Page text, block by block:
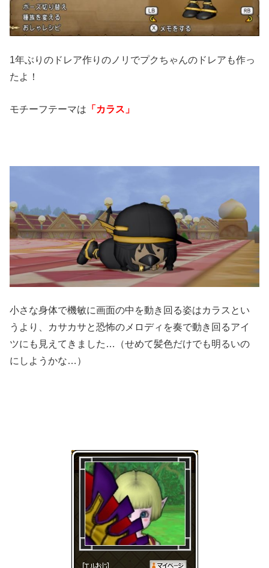
1年ぶりのドレア作りのノリでプクちゃんのドレアも作っ
たよ！
モチーフテーマは 「カラス」
小さな身体で機敏に画面の中を動き回る姿はカラスとい
うより、カサカサと恐怖のメロディを奏で動き回るアイ
ツにも見えてきました…（せめて髪色だけでも明るいの
にしようかな…）